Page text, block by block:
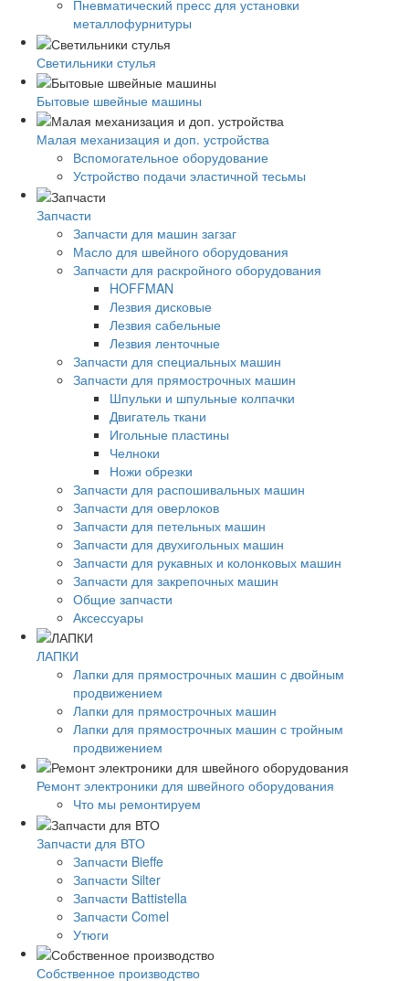
Пневматический пресс для установки
металлофурнитуры
Светильники стулья
Бытовые швейные машины
Малая механизация и доп. устройства
Вспомогательное оборудование
Устройство подачи эластичной тесьмы
Запчасти
Запчасти для машин загзаг
Масло для швейного оборудования
Запчасти для раскройного оборудования
HOFFMAN
Лезвия дисковые
Лезвия сабельные
Лезвия ленточные
Запчасти для специальных машин
Запчасти для прямострочных машин
Шпульки и шпульные колпачки
Двигатель ткани
Игольные пластины
Челноки
Ножи обрезки
Запчасти для распошивальных машин
Запчасти для оверлоков
Запчасти для петельных машин
Запчасти для двухигольных машин
Запчасти для рукавных и колонковых машин
Запчасти для закрепочных машин
Общие запчасти
Аксессуары
ЛАПКИ
Лапки для прямострочных машин с двойным
продвижением
Лапки для прямострочных машин
Лапки для прямострочных машин с тройным
продвижением
Ремонт электроники для швейного оборудования
Что мы ремонтируем
Запчасти для ВТО
Запчасти Bieffe
Запчасти Silter
Запчасти Battistella
Запчасти Comel
Утюги
Собственное производство